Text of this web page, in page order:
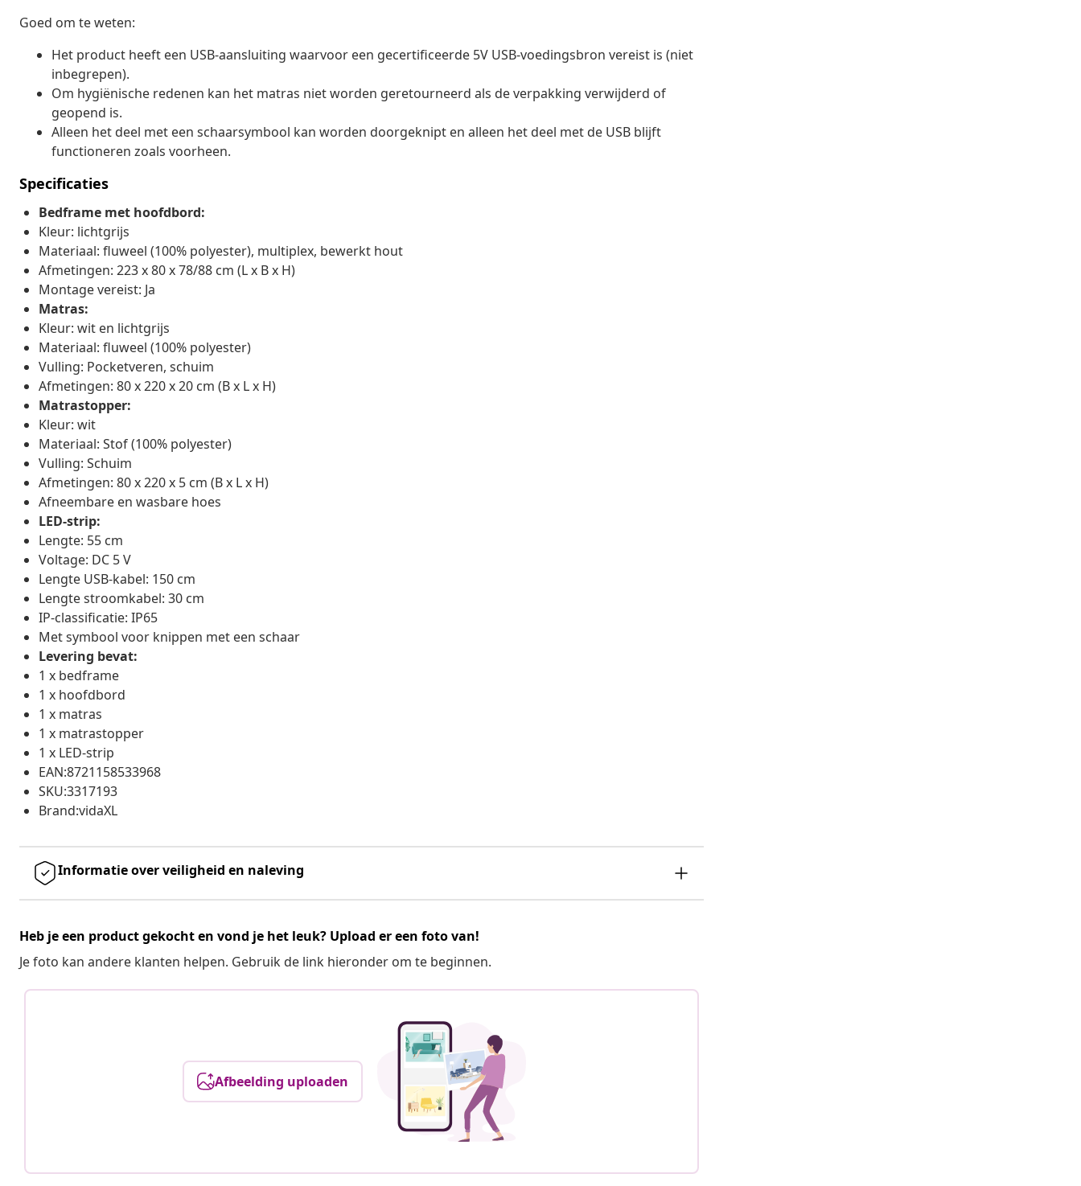
Goed om te weten:
Het product heeft een USB-aansluiting waarvoor een gecertificeerde 5V USB-voedingsbron vereist is (niet
inbegrepen).
Om hygiënische redenen kan het matras niet worden geretourneerd als de verpakking verwijderd of
geopend is.
Alleen het deel met een schaarsymbool kan worden doorgeknipt en alleen het deel met de USB blijft
functioneren zoals voorheen.
Specificaties
Bedframe met hoofdbord:
Kleur: lichtgrijs
Materiaal: fluweel (100% polyester), multiplex, bewerkt hout
Afmetingen: 223 x 80 x 78/88 cm (L x B x H)
Montage vereist: Ja
Matras:
Kleur: wit en lichtgrijs
Materiaal: fluweel (100% polyester)
Vulling: Pocketveren, schuim
Afmetingen: 80 x 220 x 20 cm (B x L x H)
Matrastopper:
Kleur: wit
Materiaal: Stof (100% polyester)
Vulling: Schuim
Afmetingen: 80 x 220 x 5 cm (B x L x H)
Afneembare en wasbare hoes
LED-strip:
Lengte: 55 cm
Voltage: DC 5 V
Lengte USB-kabel: 150 cm
Lengte stroomkabel: 30 cm
IP-classificatie: IP65
Met symbool voor knippen met een schaar
Levering bevat:
1 x bedframe
1 x hoofdbord
1 x matras
1 x matrastopper
1 x LED-strip
EAN:8721158533968
SKU:3317193
Brand:vidaXL
Informatie over veiligheid en naleving
Heb je een product gekocht en vond je het leuk? Upload er een foto van!
Je foto kan andere klanten helpen. Gebruik de link hieronder om te beginnen.
Afbeelding uploaden